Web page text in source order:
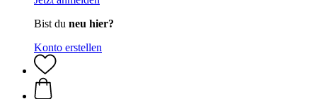
Bist du neu hier?
Konto erstellen